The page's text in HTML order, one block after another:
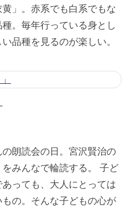
」。赤系でも白系でもな
。毎年行っている身とし
品種を見るのが楽しい。
朗読会の日。宮沢賢治の
をみんなで輪読する。 子ど
っても、大人にとっては
の。そんな子どもの心が